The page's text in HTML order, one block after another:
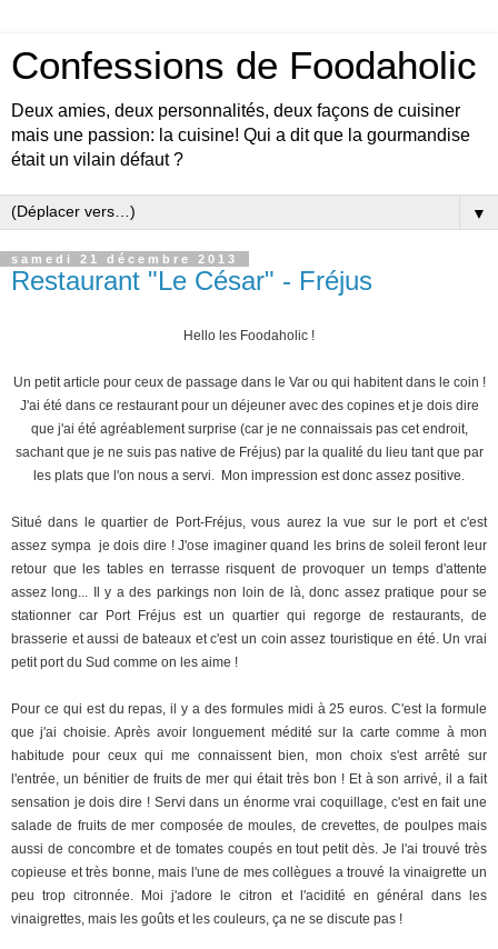
Confessions de Foodaholic
Deux amies, deux personnalités, deux façons de cuisiner
mais une passion: la cuisine! Qui a dit que la gourmandise
était un vilain défaut ?
▼
samedi 21 décembre 2013
Restaurant "Le César" - Fréjus
Hello les Foodaholic !
Un petit article pour ceux de passage dans le Var ou qui habitent dans le coin !
J'ai été dans ce restaurant pour un déjeuner avec des copines et je dois dire
que j'ai été agréablement surprise (car je ne connaissais pas cet endroit,
sachant que je ne suis pas native de Fréjus) par la qualité du lieu tant que par
les plats que l'on nous a servi. Mon impression est donc assez positive.
Situé dans le quartier de Port-Fréjus, vous aurez la vue sur le port et c'est
assez sympa je dois dire ! J'ose imaginer quand les brins de soleil feront leur
retour que les tables en terrasse risquent de provoquer un temps d'attente
assez long... Il y a des parkings non loin de là, donc assez pratique pour se
stationner car Port Fréjus est un quartier qui regorge de restaurants, de
brasserie et aussi de bateaux et c'est un coin assez touristique en été. Un vrai
petit port du Sud comme on les aime !
Pour ce qui est du repas, il y a des formules midi à 25 euros. C'est la formule
que j'ai choisie. Après avoir longuement médité sur la carte comme à mon
habitude pour ceux qui me connaissent bien, mon choix s'est arrêté sur
l'entrée, un bénitier de fruits de mer qui était très bon ! Et à son arrivé, il a fait
sensation je dois dire ! Servi dans un énorme vrai coquillage, c'est en fait une
salade de fruits de mer composée de moules, de crevettes, de poulpes mais
aussi de concombre et de tomates coupés en tout petit dès. Je l'ai trouvé très
copieuse et très bonne, mais l'une de mes collègues a trouvé la vinaigrette un
peu trop citronnée. Moi j'adore le citron et l'acidité en général dans les
vinaigrettes, mais les goûts et les couleurs, ça ne se discute pas !